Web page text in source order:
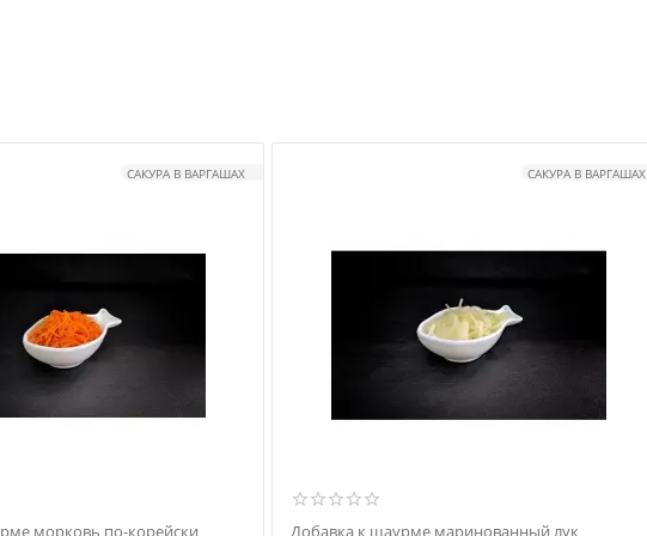
САКУРА В ВАРГАШАХ
морковь по-корейски
САКУРА В ВАРГАШАХ
Добавка к шаурме маринованный лук